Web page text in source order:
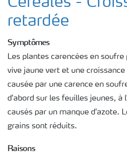
retardée
Symptômes
Les plantes carencées en
vive jaune vert et une
causée par une carence en
d'abord sur les feuilles jeunes, à
causés par un manque d'azote.
grains sont réduits.
Raisons